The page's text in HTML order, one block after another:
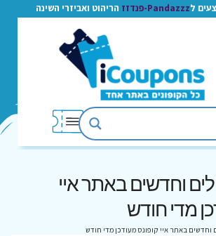
לPandazzz-פנדזז הריהוט ואביזרי השינה
וחדשים באתר איי
מדי חודש
וחדשים באתר איי קופונס מעודכן מדי חודש